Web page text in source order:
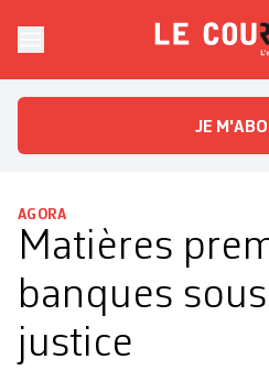
Le
JE
AGORA
Matières
banques
justice